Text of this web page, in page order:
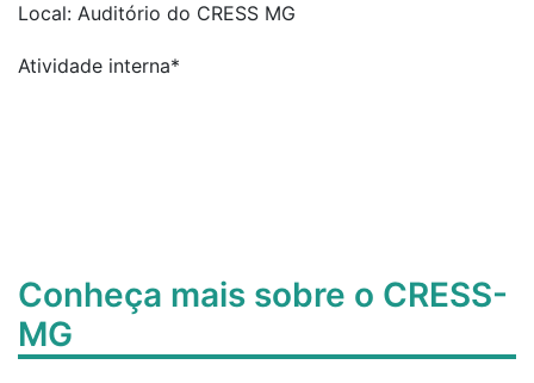
Local: Auditório do CRESS MG
Atividade interna*
Conheça mais sobre o CRESS-
MG